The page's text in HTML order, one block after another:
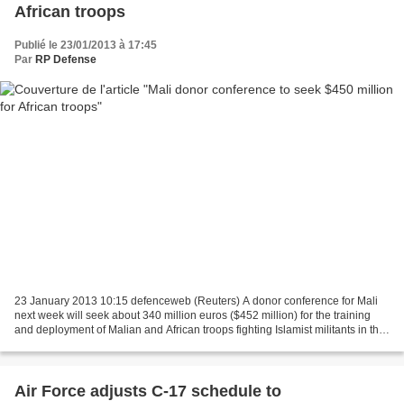
African troops
Publié le 23/01/2013 à 17:45
Par RP Defense
23 January 2013 10:15 defenceweb (Reuters) A donor conference for Mali
next week will seek about 340 million euros ($452 million) for the training
and deployment of Malian and African troops fighting Islamist militants in the
Air Force adjusts C-17 schedule to